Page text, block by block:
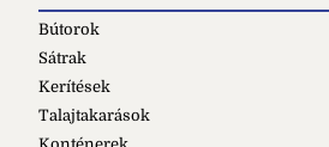
Bútorok
Sátrak
Kerítések
Talajtakarások